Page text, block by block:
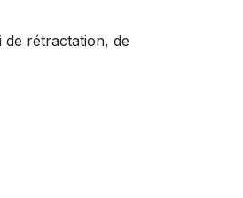
rétractation, de